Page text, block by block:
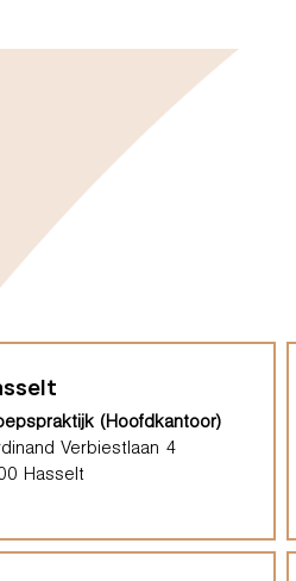
(Hoofdkantoor)
Verbiestlaan 4
Hasselt